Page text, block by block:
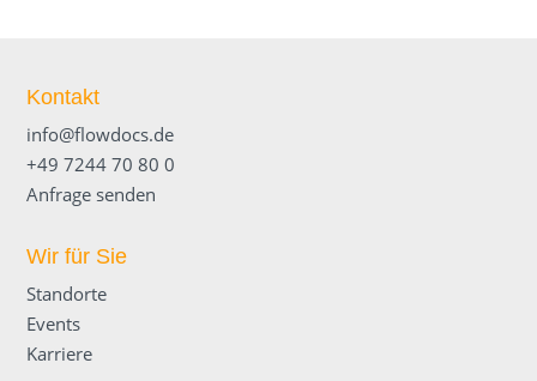
Kontakt
info@flowdocs.de
+49 7244 70 80 0
Anfrage senden
Wir für Sie
Standorte
Events
Karriere